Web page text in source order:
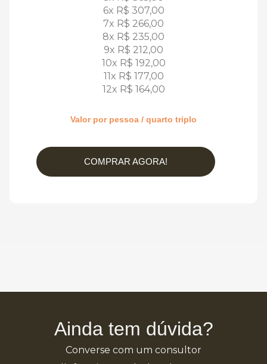
6x R$ 307,00
7x R$ 266,00
8x R$ 235,00
9x R$ 212,00
10x R$ 192,00
11x R$ 177,00
12x R$ 164,00
Valor por pessoa / quarto triplo
COMPRAR AGORA!
Ainda tem dúvida?
Converse com um consultor